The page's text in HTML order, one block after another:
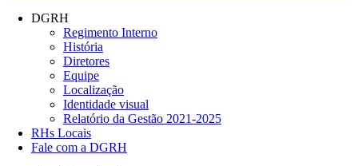
DGRH
Regimento Interno
História
Diretores
Equipe
Localização
Identidade visual
Relatório da Gestão 2021-2025
RHs Locais
Fale com a DGRH